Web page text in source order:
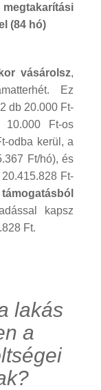
(84 hó)
vásárolsz,
Ez
db 20.000 Ft-
Ft-os
odba kerül, a
Ft/hó), és
Ft-
kapsz
Ft.
lakás
a